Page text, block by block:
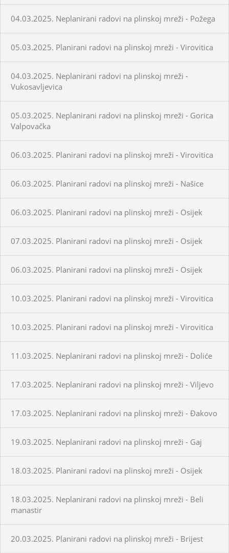
04.03.2025. Neplanirani radovi na plinskoj mreži - Požega
05.03.2025. Planirani radovi na plinskoj mreži - Virovitica
04.03.2025. Neplanirani radovi na plinskoj mreži -
Vukosavljevica
05.03.2025. Neplanirani radovi na plinskoj mreži - Gorica
Valpovačka
06.03.2025. Planirani radovi na plinskoj mreži - Virovitica
06.03.2025. Planirani radovi na plinskoj mreži - Našice
06.03.2025. Planirani radovi na plinskoj mreži - Osijek
07.03.2025. Planirani radovi na plinskoj mreži - Osijek
06.03.2025. Planirani radovi na plinskoj mreži - Osijek
10.03.2025. Planirani radovi na plinskoj mreži - Virovitica
10.03.2025. Planirani radovi na plinskoj mreži - Virovitica
11.03.2025. Neplanirani radovi na plinskoj mreži - Doliće
17.03.2025. Neplanirani radovi na plinskoj mreži - Viljevo
17.03.2025. Neplanirani radovi na plinskoj mreži - Đakovo
19.03.2025. Neplanirani radovi na plinskoj mreži - Gaj
18.03.2025. Planirani radovi na plinskoj mreži - Osijek
18.03.2025. Neplanirani radovi na plinskoj mreži - Beli
manastir
20.03.2025. Planirani radovi na plinskoj mreži - Brijest